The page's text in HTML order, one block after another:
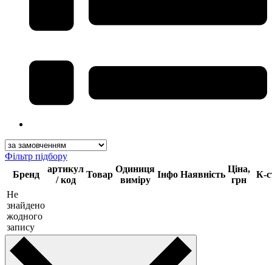
Фільтр підбору
Бренд
артикул
/ код
Товар
Одиниця
виміру
Інфо Наявність
Ціна,
грн
К-
Не
знайдено
жодного
запису